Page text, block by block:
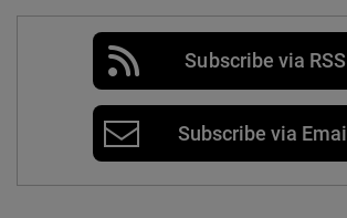
Subscribe via RSS
Subscribe via Email